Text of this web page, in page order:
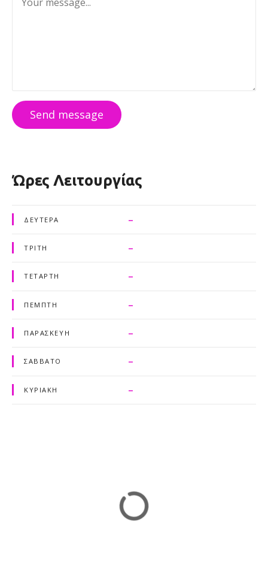
Send message
Ώρες Λειτουργίας
ΔΕΥΤΈΡΑ –
ΤΡΊΤΗ –
ΤΕΤΆΡΤΗ –
ΠΈΜΠΤΗ –
ΠΑΡΑΣΚΕΥΉ –
ΣΑΒΒΆΤΟ –
ΚΥΡΙΑΚΉ –